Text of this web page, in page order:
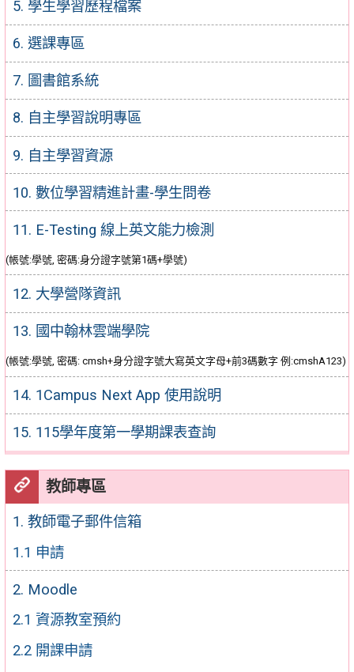
5. 學生學習歷程檔案
6. 選課專區
7. 圖書館系統
8. 自主學習說明專區
9. 自主學習資源
10. 數位學習精進計畫-學生問卷
11. E-Testing 線上英文能力檢測
(帳號:學號, 密碼:身分證字號第1碼+學號)
12. 大學營隊資訊
13. 國中翰林雲端學院
(帳號:學號, 密碼: cmsh+身分證字號大寫英文字母+前3碼數字 例:cmshA123)
14. 1Campus Next App 使用說明
15. 115學年度第一學期課表查詢
教師專區
1. 教師電子郵件信箱
1.1 申請
2. Moodle
2.1 資源教室預約
2.2 開課申請